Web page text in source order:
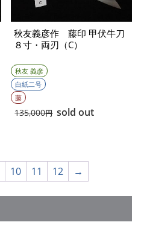
秋友義彦作 藤印 甲伏牛刀
８寸・両刃（C）
秋友 義彦
白紙二号
藤
135,000円 sold out
10 11 12 →